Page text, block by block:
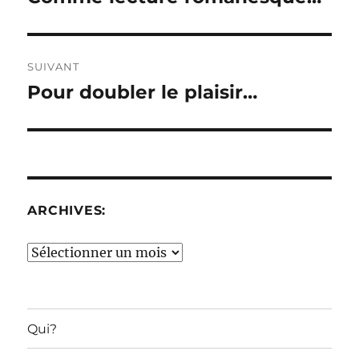
SUIVANT
Publication
Pour doubler le plaisir…
ARCHIVES:
Archives:
Qui?